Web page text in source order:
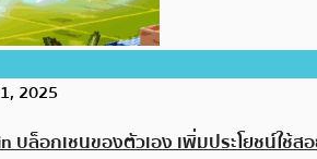
2025
บล็อกเชนของตัวเอง เพิ่มประโยชน์ใช้ส